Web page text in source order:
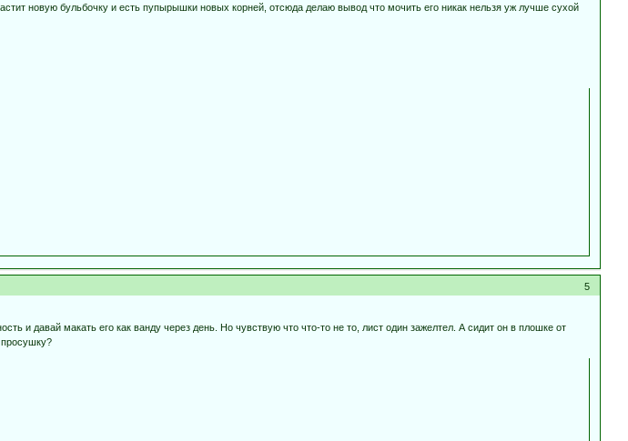
новую бульбочку и есть пупырышки новых корней, отсюда делаю вывод что мочить его никак нельзя уж лучше сухой
5
и давай макать его как ванду через день. Но чувствую что что-то не то, лист один зажелтел. А сидит он в плошке от